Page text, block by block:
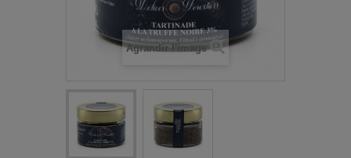
Agrandir l'image